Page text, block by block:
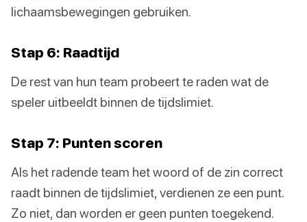
lichaamsbewegingen gebruiken.
Stap 6: Raadtijd
De rest van hun team probeert te raden wat de
speler uitbeeldt binnen de tijdslimiet.
Stap 7: Punten scoren
Als het radende team het woord of de zin correct
raadt binnen de tijdslimiet, verdienen ze een punt.
Zo niet, dan worden er geen punten toegekend.